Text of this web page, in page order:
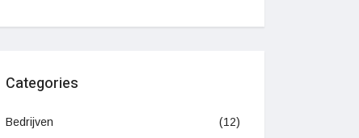
Categories
Bedrijven (12)